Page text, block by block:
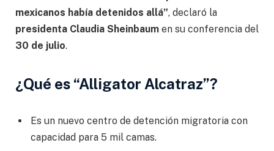
mexicanos había detenidos allá”, declaró la
presidenta Claudia Sheinbaum en su conferencia del
30 de julio.
¿Qué es “Alligator Alcatraz”?
Es un nuevo centro de detención migratoria con
capacidad para 5 mil camas.